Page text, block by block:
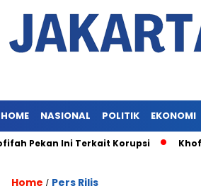
HOME NASIONAL POLITIK EKONOMI
Pekan Ini Terkait Korupsi
Home / Pers Rilis